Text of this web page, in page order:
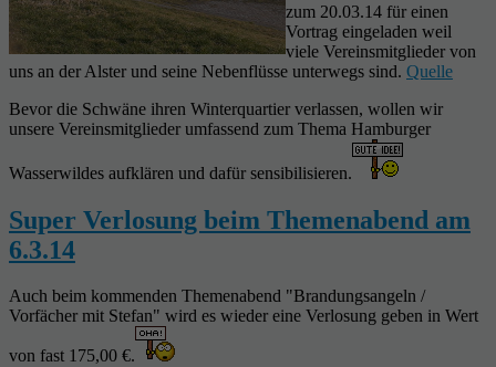
zum 20.03.14 für einen
Vortrag eingeladen weil
viele Vereinsmitglieder von
uns an der Alster und seine Nebenflüsse unterwegs sind. Quelle
Bevor die Schwäne ihren Winterquartier verlassen, wollen wir
unsere Vereinsmitglieder umfassend zum Thema Hamburger
Wasserwildes aufklären und dafür sensibilisieren.
Super Verlosung beim Themenabend am
6.3.14
Auch beim kommenden Themenabend "Brandungsangeln /
Vorfächer mit Stefan" wird es wieder eine Verlosung geben in Wert
von fast 175,00 €.